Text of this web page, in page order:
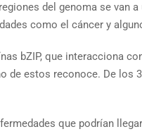
del genoma se van
como el cáncer y
bZIP, que interacciona
de estos reconoce. De los
que podrían